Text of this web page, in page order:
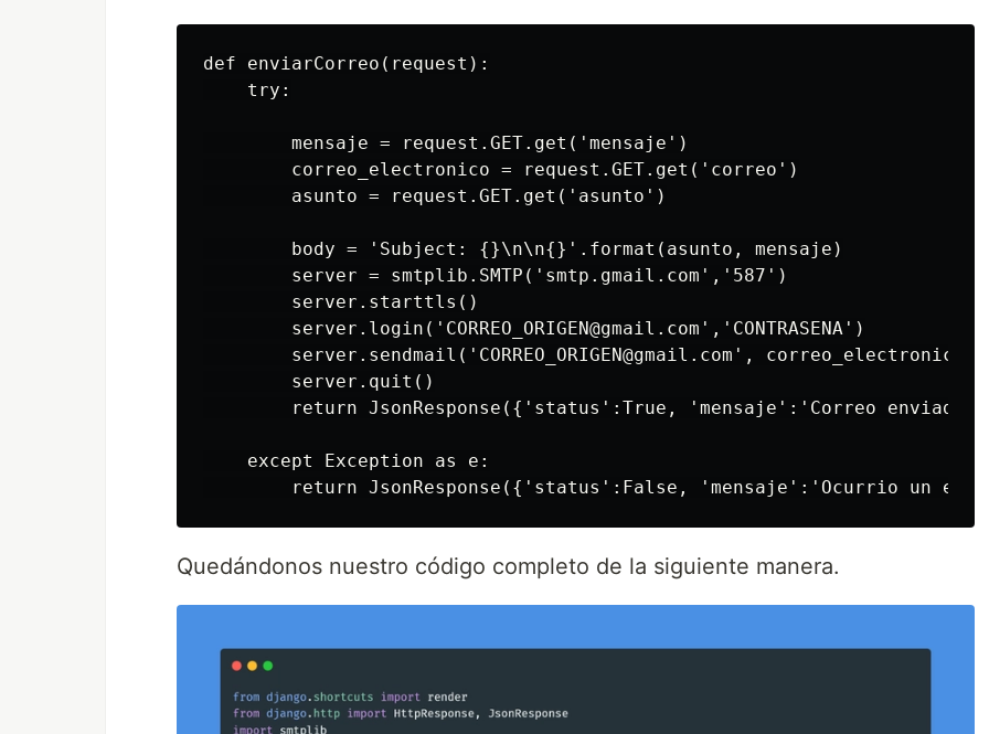
def enviarCorreo(request):
    try:
        mensaje = request.GET.get('mensaje')
        correo_electronico = request.GET.get('correo')
        asunto = request.GET.get('asunto')
        body = 'Subject: {}\n\n{}'.format(asunto, mensaje)
        server = smtplib.SMTP('smtp.gmail.com','587')
        server.starttls()
        server.login('CORREO_ORIGEN@gmail.com','CONTRASENA')
server.sendmail('CORREO_ORIGEN@gmail.com', correo_electronico,
        server.quit()
return JsonResponse({'status':True, 'mensaje':'Correo enviado
    except Exception as e:
Quedándonos nuestro código completo de la siguiente manera.